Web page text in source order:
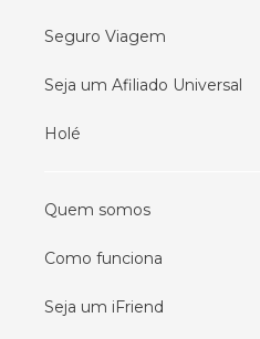
Seguro Viagem
Seja um Afiliado Universal
Holé
Quem somos
Como funciona
Seja um iFriend